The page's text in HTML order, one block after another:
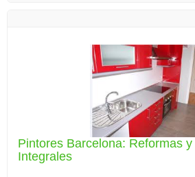
Pintores Barcelona: Reformas
Integrales